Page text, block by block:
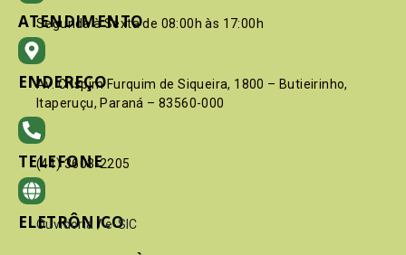
ATENDIMENTO
Segunda à Sexta de 08:00h às 17:00h
ENDEREÇO
Av. Crispim Furquim de Siqueira, 1800 – Butieirinho,
Itaperuçu, Paraná – 83560-000
TELEFONE
(41) 3603-2205
ELETRÔNICO
Ouvidoria / e-SIC